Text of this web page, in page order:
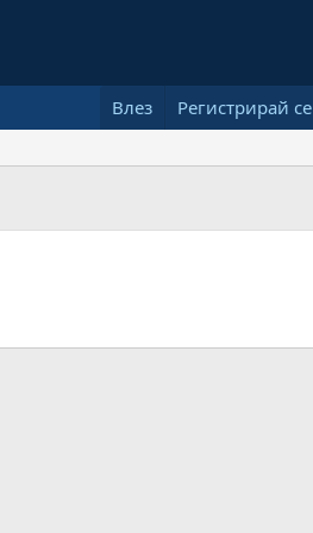
Влез Регистрирай се